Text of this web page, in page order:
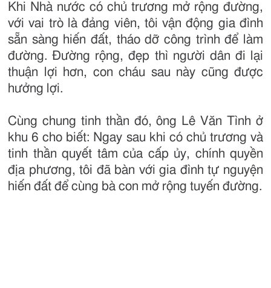
Khi Nhà nước có chủ trương mở rộng đường,
với vai trò là đảng viên, tôi vận động gia đình
sẵn sàng hiến đất, tháo dỡ công trình để làm
đường. Đường rộng, đẹp thì người dân đi lại
thuận lợi hơn, con cháu sau này cũng được
hưởng lợi.
Cùng chung tinh thần đó, ông Lê Văn Tình ở
khu 6 cho biết: Ngay sau khi có chủ trương và
tinh thần quyết tâm của cấp ủy, chính quyền
địa phương, tôi đã bàn với gia đình tự nguyện
hiến đất để cùng bà con mở rộng tuyến đường.